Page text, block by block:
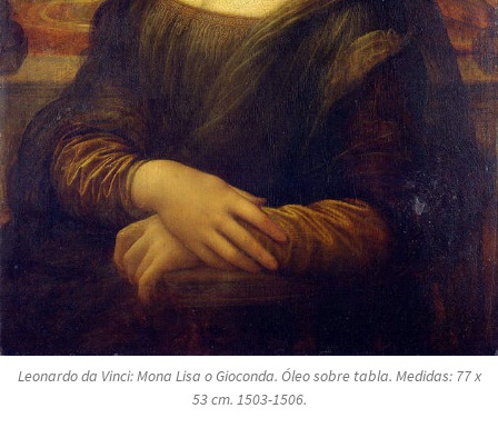
Leonardo da Vinci:Mona Lisa oGioconda. Óleo sobre tabla. Medidas: 77 x
53 cm. 1503-1506.